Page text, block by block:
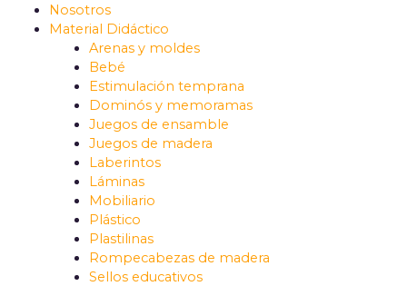
Nosotros
Material Didáctico
Arenas y moldes
Bebé
Estimulación temprana
Dominós y memoramas
Juegos de ensamble
Juegos de madera
Laberintos
Láminas
Mobiliario
Plástico
Plastilinas
Rompecabezas de madera
Sellos educativos